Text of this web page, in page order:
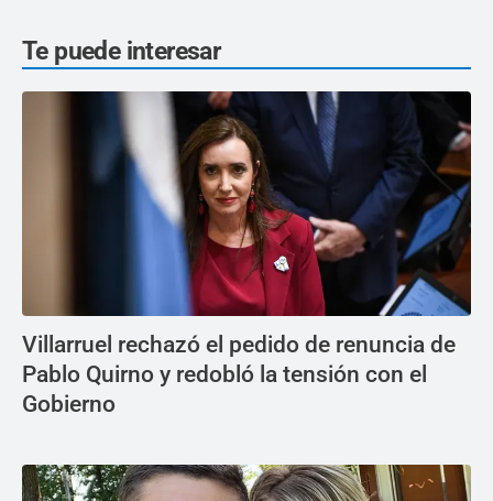
Te puede interesar
Villarruel rechazó el pedido de renuncia de
Pablo Quirno y redobló la tensión con el
Gobierno